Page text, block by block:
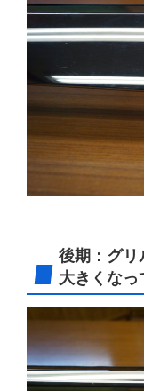
後期：グリ
大きくなっ